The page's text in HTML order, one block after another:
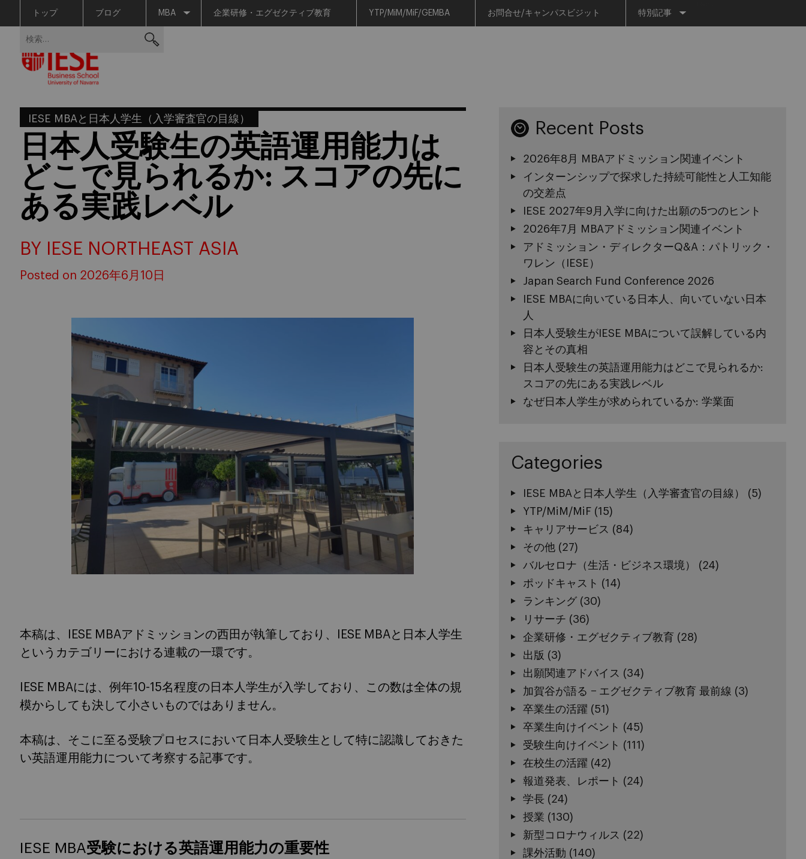
トップ ブログ MBA 企業研修・エグゼクティブ教育 YTP/MiM/MiF/GEMBA お問合せ/キャンパスビジット 特別記事
IESE MBAと日本人学生（入学審査官の目線）
日本人受験生の英語運用能力は
どこで見られるか: スコアの先に
ある実践レベル
BY IESE NORTHEAST ASIA
Posted on 2026年6月10日
本稿は、IESE MBAアドミッションの西田が執筆しており、IESE MBAと日本人学生
というカテゴリーにおける連載の一環です。
IESE MBAには、例年10-15名程度の日本人学生が入学しており、この数は全体の規
模からしても決して小さいものではありません。
本稿は、そこに至る受験プロセスにおいて日本人受験生として特に認識しておきた
い英語運用能力について考察する記事です。
IESE MBA受験における英語運用能力の重要性
Recent Posts
2026年8月 MBAアドミッション関連イベント
インターンシップで探求した持続可能性と人工知能
の交差点
IESE 2027年9月入学に向けた出願の5つのヒント
2026年7月 MBAアドミッション関連イベント
アドミッション・ディレクターQ&A：パトリック・
ワレン（IESE）
Japan Search Fund Conference 2026
IESE MBAに向いている日本人、向いていない日本
人
日本人受験生がIESE MBAについて誤解している内
容とその真相
日本人受験生の英語運用能力はどこで見られるか:
スコアの先にある実践レベル
なぜ日本人学生が求められているか: 学業面
Categories
IESE MBAと日本人学生（入学審査官の目線）
(5)
YTP/MiM/MiF(15)
キャリアサービス (84)
その他(27)
バルセロナ（生活・ビジネス環境）
(24)
ポッドキャスト (14)
ランキング(30)
リサーチ (36)
企業研修・エグゼクティブ教育 (28)
出版 (3)
出願関連アドバイス (34)
加賀谷が語る − エグゼクティブ教育 最前線 (3)
卒業生の活躍 (51)
卒業生向けイベント (45)
受験生向けイベント (111)
在校生の活躍 (42)
報道発表、レポート (24)
学長 (24)
授業 (130)
新型コロナウィルス (22)
課外活動 (140)